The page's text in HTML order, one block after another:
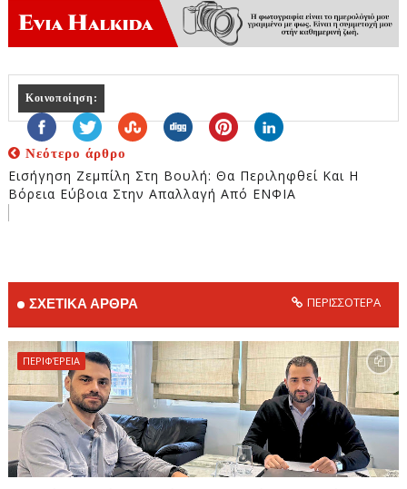
Κοινοποίηση:
Νεότερο άρθρο
Εισήγηση Ζεμπίλη Στη Βουλή: Θα Περιληφθεί Και Η
Βόρεια Εύβοια Στην Απαλλαγή Από ΕΝΦΙΑ
ΣΧΕΤΙΚΑ ΑΡΘΡΑ ΠΕΡΙΣΣΟΤΕΡΑ
ΠΕΡΙΦΈΡΕΙΑ